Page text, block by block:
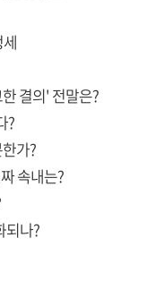
결의' 전말은?
?
가?
속내는?
되나?